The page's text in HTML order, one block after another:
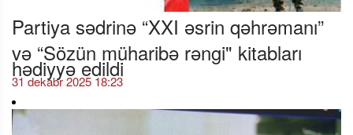
Partiya sədrinə “XXI əsrin qəhrəmanı”
və “Sözün müharibə rəngi" kitabları
hədiyyə edildi
31 dekabr 2025 18:23